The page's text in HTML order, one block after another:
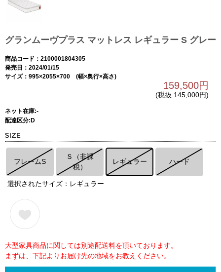
グランムーヴプラス マットレス レギュラー S グレー
商品コード：2100001804305
発売日：2024/01/15
サイズ：995×2055×700 (幅×奥行×高さ)
159,500円
(税抜 145,000円)
ネット在庫:-
配達区分:D
フレームS
Ｓ（非課
税）
レギュラー ハード
選択されたサイズ：レギュラー
大型家具商品に関しては別途配送料を頂いております。
まずは、下記よりお届け先の地域をお教えください。